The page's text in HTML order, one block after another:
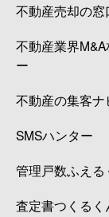
不動産売却の窓
不動産業界
ー
不動産の集客ナ
SMSハンター
管理戸数ふえる
査定書つくるく